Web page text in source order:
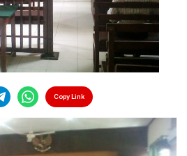
Copy Link